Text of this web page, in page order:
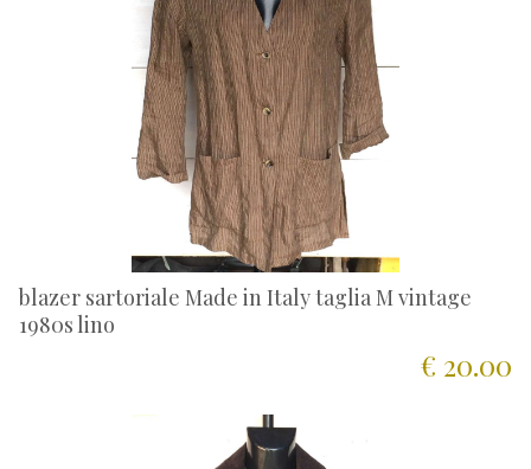
blazer sartoriale Made in Italy taglia M vintage
1980s lino
€ 20.00